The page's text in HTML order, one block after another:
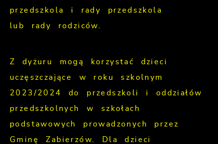
przedszkola i rady przedszkola
lub rady rodziców.
Z dyżuru mogą korzystać dzieci
uczęszczające w roku szkolnym
2023/2024 do przedszkoli i oddziałów
przedszkolnych w szkołach
podstawowych prowadzonych przez
Gminę Zabierzów. Dla dzieci